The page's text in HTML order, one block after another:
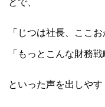
とで、
「じつは社長、ここお
「もっとこんな財務
といった声を出しや